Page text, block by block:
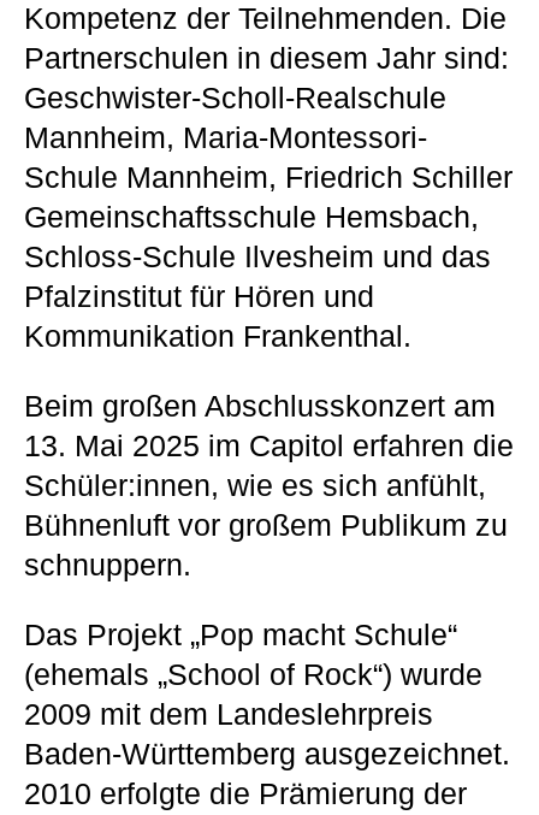
Kompetenz der Teilnehmenden. Die
Partnerschulen in diesem Jahr sind:
Geschwister-Scholl-Realschule
Mannheim, Maria-Montessori-
Schule Mannheim, Friedrich Schiller
Gemeinschaftsschule Hemsbach,
Schloss-Schule Ilvesheim und das
Pfalzinstitut für Hören und
Kommunikation Frankenthal.
Beim großen Abschlusskonzert am
13. Mai 2025 im Capitol erfahren die
Schüler:innen, wie es sich anfühlt,
Bühnenluft vor großem Publikum zu
schnuppern.
Das Projekt „Pop macht Schule“
(ehemals „School of Rock“) wurde
2009 mit dem Landeslehrpreis
Baden-Württemberg ausgezeichnet.
2010 erfolgte die Prämierung der